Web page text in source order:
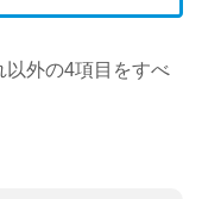
以外の4項目をすべ